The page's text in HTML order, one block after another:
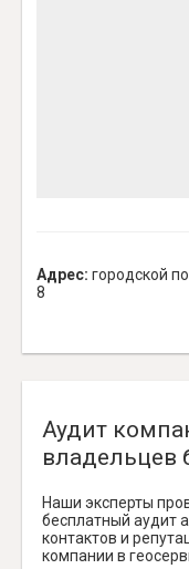
Адрес: городской
8
Аудит
владельцев
Наши эксперты
бесплатный аудит
контактов и
компании в